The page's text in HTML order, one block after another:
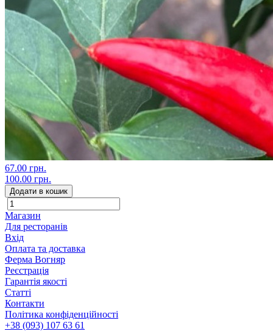
67.00 грн.
100.00 грн.
Додати в кошик
Магазин
Для ресторанів
Вхід
Оплата та доставка
Ферма Вогняр
Реєстрація
Гарантія якості
Статті
Контакти
Політика конфіденційності
+38 (093) 107 63 61